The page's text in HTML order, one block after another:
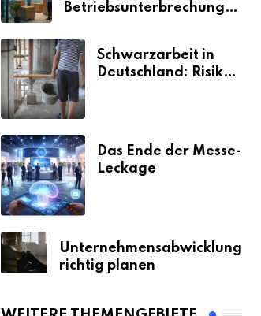
Betriebsunterbrechungen
Schwarzarbeit in
Deutschland: Risiken
Das Ende der Messe-
Leckage
Unternehmensabwicklung
richtig planen